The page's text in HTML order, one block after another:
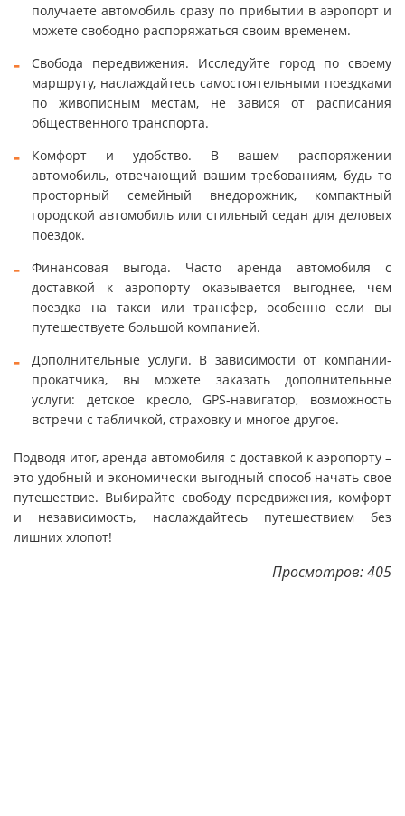
получаете автомобиль сразу по прибытии в аэропорт и
можете свободно распоряжаться своим временем.
Свобода передвижения. Исследуйте город по своему
маршруту, наслаждайтесь самостоятельными поездками
по живописным местам, не завися от расписания
общественного транспорта.
Комфорт и удобство. В вашем распоряжении
автомобиль, отвечающий вашим требованиям, будь то
просторный семейный внедорожник, компактный
городской автомобиль или стильный седан для деловых
поездок.
Финансовая выгода. Часто аренда автомобиля с
доставкой к аэропорту оказывается выгоднее, чем
поездка на такси или трансфер, особенно если вы
путешествуете большой компанией.
Дополнительные услуги. В зависимости от компании-
прокатчика, вы можете заказать дополнительные
услуги: детское кресло, GPS-навигатор, возможность
встречи с табличкой, страховку и многое другое.
Подводя итог, аренда автомобиля с доставкой к аэропорту –
это удобный и экономически выгодный способ начать свое
путешествие. Выбирайте свободу передвижения, комфорт
и независимость, наслаждайтесь путешествием без
лишних хлопот!
Просмотров: 405